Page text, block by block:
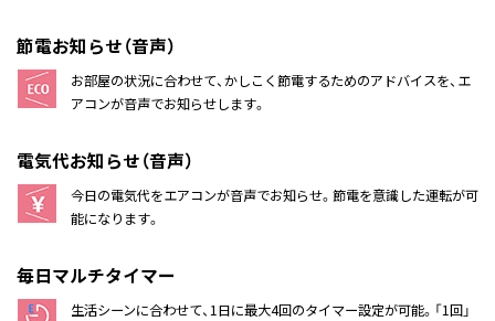
節電お知らせ（音声）
お部屋の状況に合わせて、かしこく節電するためのアドバイスを、エ
アコンが音声でお知らせします。
電気代お知らせ（音声）
今日の電気代をエアコンが音声でお知らせ。節電を意識した運転が可
能になります。
毎日マルチタイマー
生活シーンに合わせて、1日に最大4回のタイマー設定が可能。「1回」